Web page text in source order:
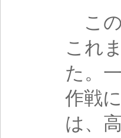
この
これ
た。
作戦
は、